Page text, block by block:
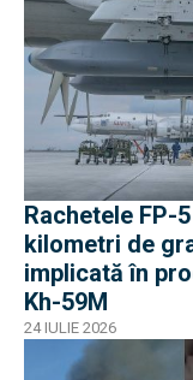
Rachetele FP-
kilometri de
implicată în
Kh-59M
24 IULIE 2026